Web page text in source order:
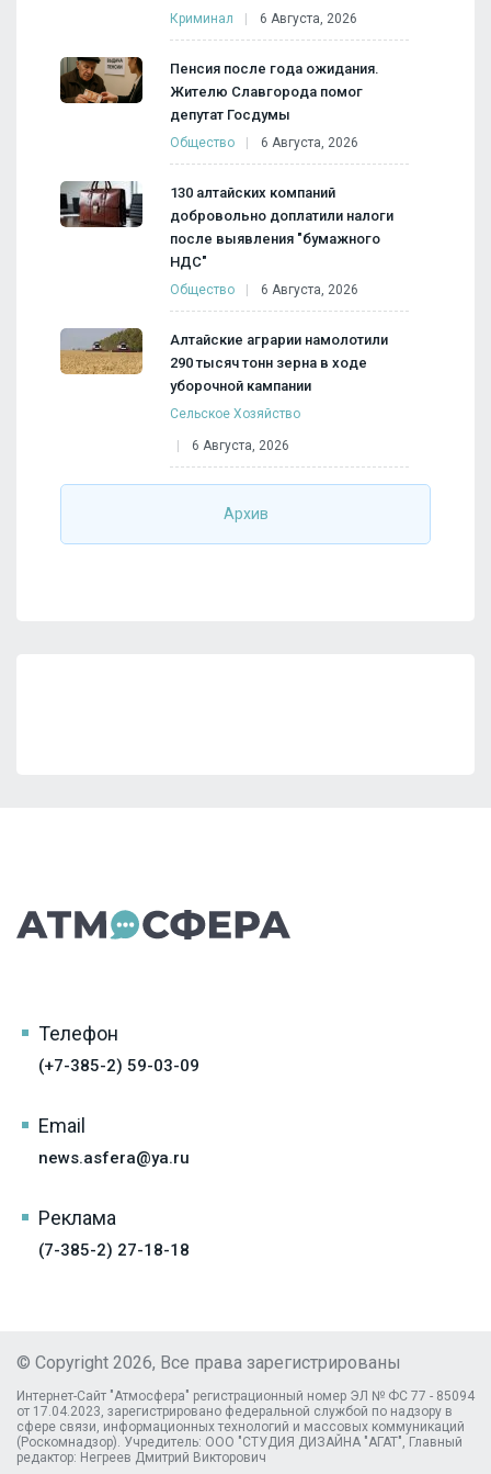
Криминал 6 Августа, 2026
Пенсия после года ожидания.
Жителю Славгорода помог
депутат Госдумы
Общество 6 Августа, 2026
130 алтайских компаний
добровольно доплатили налоги
после выявления "бумажного
НДС"
Общество 6 Августа, 2026
Алтайские аграрии намолотили
290 тысяч тонн зерна в ходе
уборочной кампании
Сельское Хозяйство
6 Августа, 2026
Архив
Телефон
(+7-385-2) 59-03-09
Email
news.asfera@ya.ru
Реклама
(7-385-2) 27-18-18
© Copyright 2026, Все права зарегистрированы
Интернет-Сайт "Атмосфера" регистрационный номер ЭЛ № ФС 77 - 85094
от 17.04.2023, зарегистрировано федеральной службой по надзору в
сфере связи, информационных технологий и массовых коммуникаций
(Роскомнадзор). Учредитель: ООО "СТУДИЯ ДИЗАЙНА "АГАТ", Главный
редактор: Негреев Дмитрий Викторович